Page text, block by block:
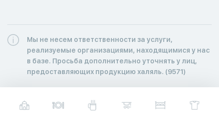
Мы не несем ответственности за услуги,
реализуемые организациями, находящимися у нас
в базе. Просьба дополнительно уточнять у лиц,
предоставляющих продукцию халяль. (9571)